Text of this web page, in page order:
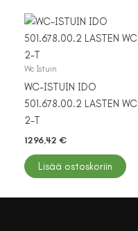
Wc Istuin
WC-ISTUIN IDO
501.678.00.2 LASTEN WC
2-T
1296,42 €
Lisää ostoskoriin